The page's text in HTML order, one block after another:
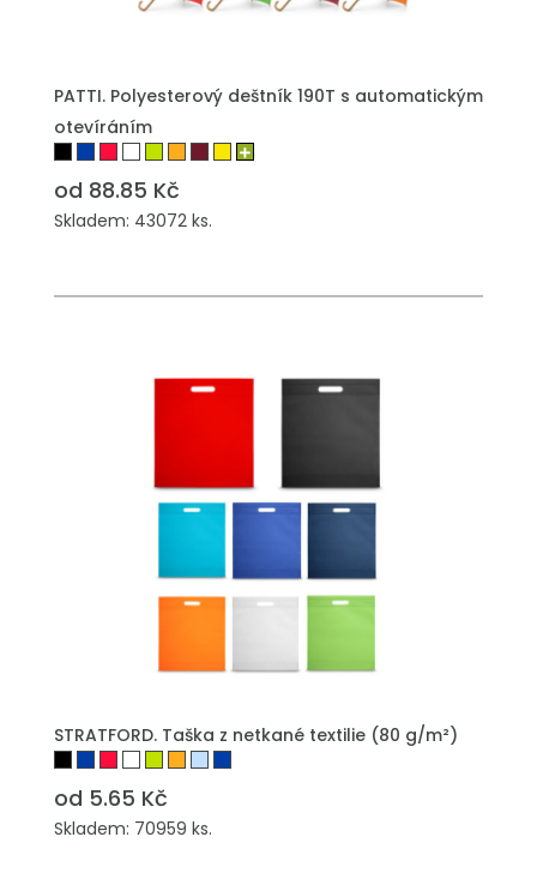
PATTI. Polyesterový deštník 190T s automatickým
otevíráním
od 88.85 Kč
Skladem: 43072 ks.
STRATFORD. Taška z netkané textilie (80 g/m²)
od 5.65 Kč
Skladem: 70959 ks.